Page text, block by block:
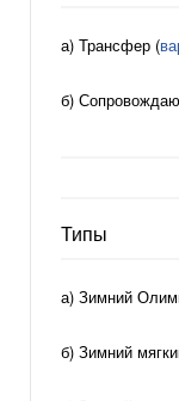
Трасса будет
16-26 января
а) Трансфер (
б)
Типы
а) Зимний
б) Зимний